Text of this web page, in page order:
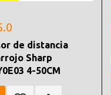
de distancia
Sharp
4-50CM